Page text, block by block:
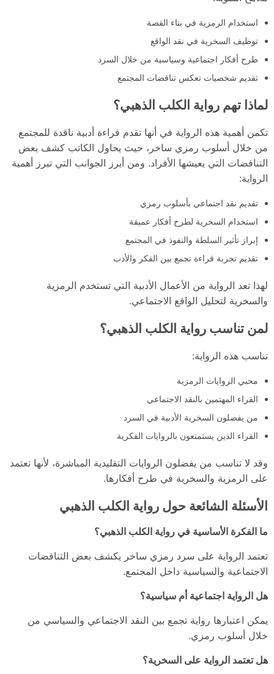
استخدام الرمزية في بناء القصة
توظيف السخرية في نقد الواقع
طرح أفكار اجتماعية وسياسية من خلال السرد
تقديم شخصيات تعكس تناقضات المجتمع
لماذا تهم رواية الكلب الذهبي؟
تكمن أهمية هذه الرواية في أنها تقدم قراءة أدبية ناقدة للمجتمع
من خلال أسلوب رمزي ساخر، حيث يحاول الكاتب كشف بعض
التناقضات التي يعيشها الأفراد. ومن أبرز الجوانب التي تبرز أهمية
الرواية:
تقديم نقد اجتماعي بأسلوب رمزي
استخدام السخرية لطرح أفكار عميقة
إبراز تأثير السلطة والنفوذ في المجتمع
تقديم تجربة قراءة تجمع بين الفكر والأدب
لهذا تعد الرواية من الأعمال الأدبية التي تستخدم الرمزية
والسخرية لتحليل الواقع الاجتماعي.
لمن تناسب رواية الكلب الذهبي؟
تناسب هذه الرواية:
محبي الروايات الرمزية
القراء المهتمين بالنقد الاجتماعي
من يفضلون السخرية الأدبية في السرد
القراء الذين يستمتعون بالروايات الفكرية
وقد لا تناسب من يفضلون الروايات التقليدية المباشرة، لأنها تعتمد
على الرمزية والسخرية في طرح أفكارها.
الأسئلة الشائعة حول رواية الكلب الذهبي
ما الفكرة الأساسية في رواية الكلب الذهبي؟
تعتمد الرواية على سرد رمزي ساخر يكشف بعض التناقضات
الاجتماعية والسياسية داخل المجتمع.
هل الرواية اجتماعية أم سياسية؟
يمكن اعتبارها رواية تجمع بين النقد الاجتماعي والسياسي من
خلال أسلوب رمزي.
هل تعتمد الرواية على السخرية؟